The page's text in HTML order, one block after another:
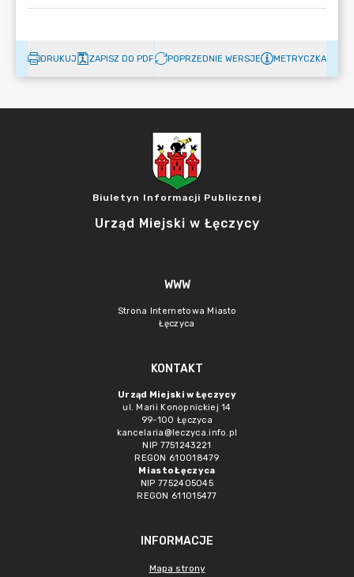
DRUKUJ ZAPISZ DO PDF POPRZEDNIE WERSJE METRYCZKA
Biuletyn Informacji Publicznej
Urząd Miejski w Łęczycy
WWW
Strona Internetowa Miasto
Łęczyca
KONTAKT
Urząd Miejski w Łęczycy
ul. Marii Konopnickiej 14
99-100 Łęczyca
kancelaria@leczyca.info.pl
NIP 7751243221
REGON 610018479
Miasto Łęczyca
NIP 7752405045
REGON 611015477
INFORMACJE
Mapa strony